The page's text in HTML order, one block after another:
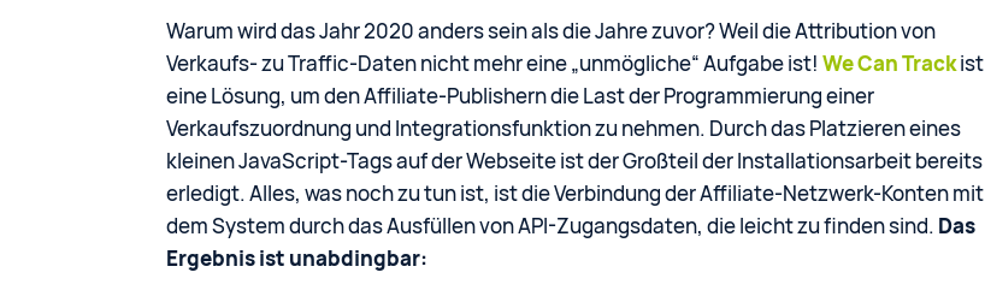
Warum wird das Jahr 2020 anders sein als die Jahre zuvor? Weil die Attribution von
Verkaufs- zu Traffic-Daten nicht mehr eine „unmögliche“ Aufgabe ist! We Can Trackist
eine Lösung, um den Affiliate-Publishern die Last der Programmierung einer
Verkaufszuordnung und Integrationsfunktion zu nehmen. Durch das Platzieren eines
kleinen JavaScript-Tags auf der Webseite ist der Großteil der Installationsarbeit bereits
erledigt. Alles, was noch zu tun ist, ist die Verbindung der Affiliate-Netzwerk-Konten mit
dem System durch das Ausfüllen von API-Zugangsdaten, die leicht zu finden sind. Das
Ergebnis ist unabdingbar: